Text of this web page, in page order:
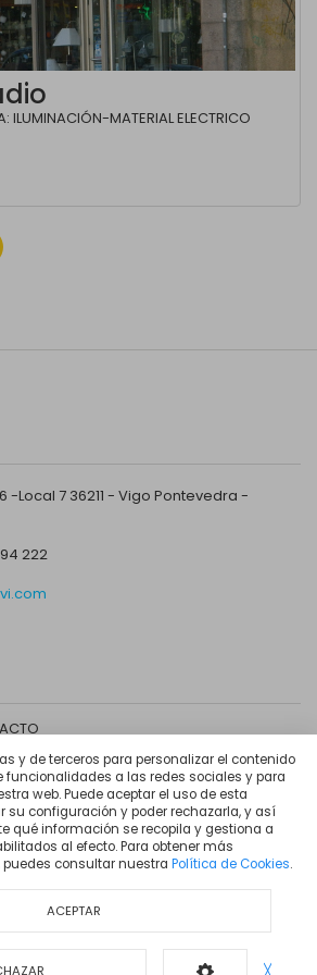
ILUMINACIÓN-MATERIAL ELECTRICO
-Local 7 36211 - Vigo Pontevedra -
222
y de terceros para personalizar el contenido
funcionalidades a las redes sociales y para
web. Puede aceptar el uso de esta
configuración y poder rechazarla, y así
qué información se recopila y gestiona a
al efecto. Para obtener más
consultar nuestra Política de Cookies.
ACEPTAR
╳